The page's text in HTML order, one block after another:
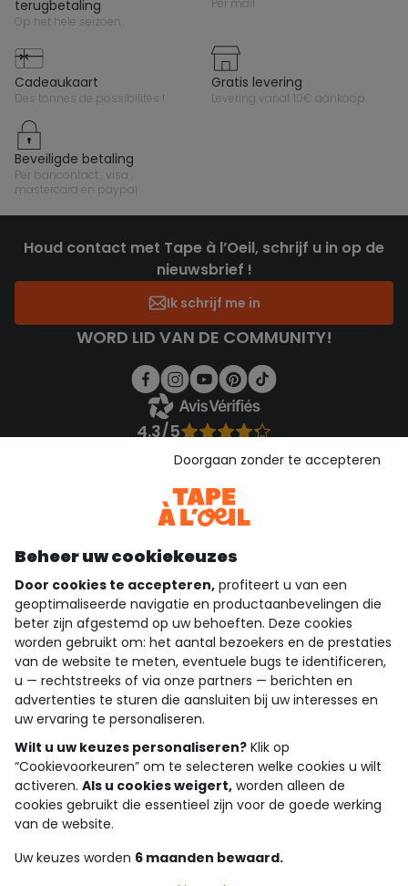
terugbetaling
op het hele seizoen
per mail
cadeaukaart
des tonnes de possibilités !
gratis levering
levering vanaf 10€ aankoop
beveiligde betaling
per bancontact , visa ,
mastercard en paypal
Houd contact met Tape à l’Oeil, schrijf u in op de
nieuwsbrief !
Ik schrijf me in
WORD LID VAN DE COMMUNITY!
4.3/5
Bekijk de vertrouwensverklaring
Download onze applicatie
Ontdek onze applicatie
wie zijn we?
hulp nodig
loyalty club
onze catalogus
Algemene verkoop en gebruiksvoorwaarden
Privacybeleid
Cookies en persoonsgegevens
Beheer uw cookiekeuzes
Door cookies te accepteren, profiteert u van een
geoptimaliseerde navigatie en productaanbevelingen die
beter zijn afgestemd op uw behoeften. Deze cookies
worden gebruikt om: het aantal bezoekers en de prestaties
van de website te meten, eventuele bugs te identificeren,
u — rechtstreeks of via onze partners — berichten en
advertenties te sturen die aansluiten bij uw interesses en
uw ervaring te personaliseren.
Wilt u uw keuzes personaliseren? Klik op
“Cookievoorkeuren” om te selecteren welke cookies u wilt
activeren. Als u cookies weigert, worden alleen de
cookies gebruikt die essentieel zijn voor de goede werking
van de website.
Uw keuzes worden 6 maanden bewaard.
Doorgaan zonder te accepteren